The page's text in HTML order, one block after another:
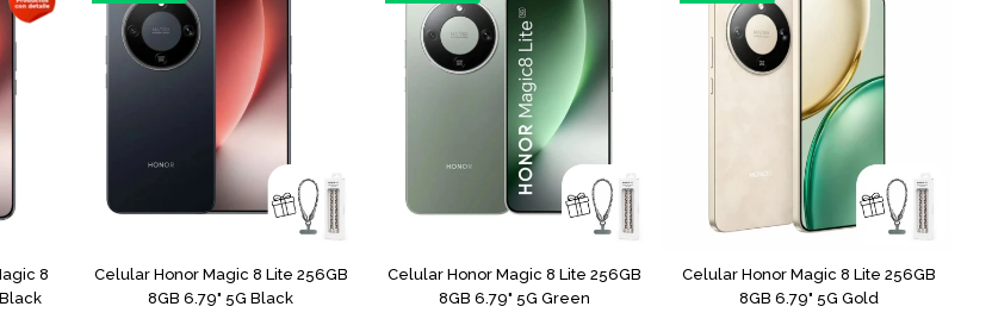
8
Celular Honor Magic 8 Lite 256GB
8GB 6.79" 5G Black
COMPARAR
Celular Honor Magic 8 Lite 256GB
8GB 6.79" 5G Green
COMPARAR
Celular Honor Magic 8 Lite 256GB
8GB 6.79" 5G Gold
COMPARAR